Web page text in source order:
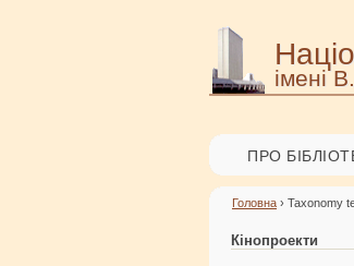
імені
ПРО
Головна › Taxonomy
Кінопроекти